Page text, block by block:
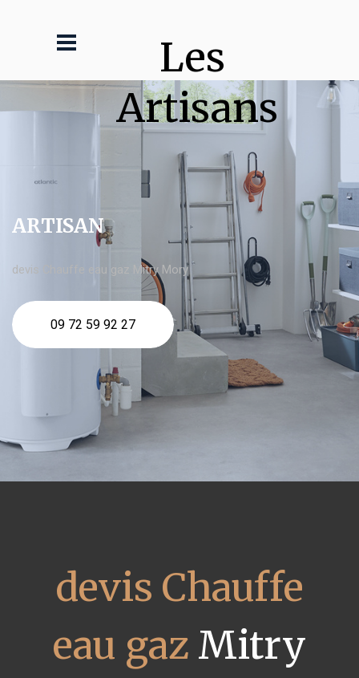
Les
Artisans
ARTISAN
devis Chauffe eau gaz Mitry Mory
09 72 59 92 27
devis Chauffe
eau gaz Mitry